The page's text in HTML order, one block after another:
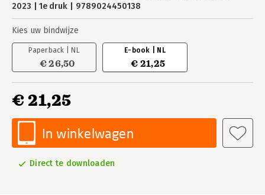
2023
1e druk 9789024450138
Kies uw bindwijze
Paperback | NL
€ 26,50
E-book | NL
€ 21,25
€ 21,25
In winkelwagen
Direct te downloaden